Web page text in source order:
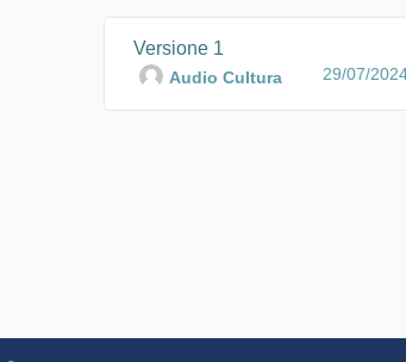
Versione 1
Audio Cultura 29/07/